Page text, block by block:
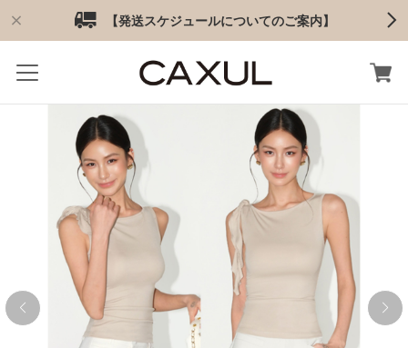
【発送スケジュールについてのご案内】